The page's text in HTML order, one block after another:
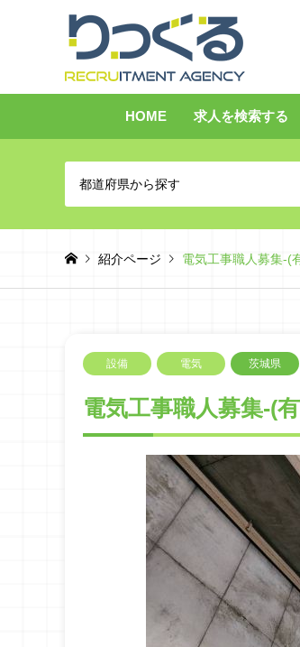
HOME 求人を検索する
都道府県から探す
紹介ページ 電気工事職人募集-(
設備 電気 茨城県
電気工事職人募集-(